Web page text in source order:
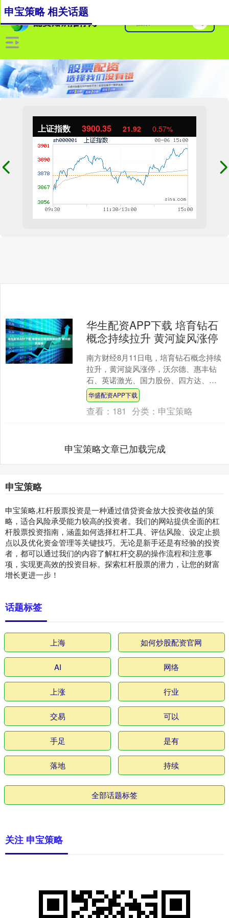
上证指数 3900.35 21.92 0.57%
申宝策略 相关话题
华生配资APP下载 培育钻石
概念持续拉升 黄河旋风涨停
南方财经8月11日电，培育钻石概念持续
拉升，黄河旋风涨停，沃尔德、惠丰钻
石、英诺激光、国力股份、四方达、力
量钻石等跟涨。....
华盛配资APP下载
查看： 181 分类： 申宝策略
申宝策略文章已加载完成
申宝策略
申宝策略,杠杆股票投资是一种通过借贷资金放大投资收益的策
略，适合风险承受能力较高的投资者。我们的网站提供全面的杠
杆股票投资指南，涵盖如何选择杠杆工具、评估风险、设定止损
点以及优化资金管理等关键技巧。无论是新手还是有经验的投资
者，都可以通过我们的内容了解杠杆交易的操作流程和注意事
项，实现更高效的投资目标。探索杠杆股票的潜力，让您的财富
增长更进一步！
话题标签
上海 如何炒股配资官网
AI 网络
上涨 行业
交易 可以
手足 是有
落地 持续
全部话题标签
关注 申宝策略